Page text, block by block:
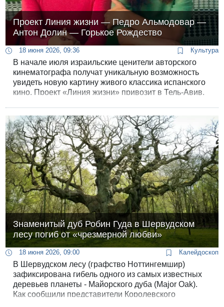
Проект Линия жизни — Педро Альмодовар —
Антон Долин — Горькое Рождество
18 июня 2026, 09:36 Культура
​В начале июля израильские ценители авторского
кинематографа получат уникальную возможность
увидеть новую картину живого классика испанского
кино. Проект «Линия жизни» привозит в Тель-Авив,
событием для публики станет участие в показах
известного кинокритика Антона Долина, который
лично представит ленту израильскому зрителю. ​
Знаменитый дуб Робин Гуда в Шервудском
лесу погиб от «чрезмерной любви»
18 июня 2026, 09:00 Калейдоскоп
В Шервудском лесу (графство Ноттингемшир)
зафиксирована гибель одного из самых известных
деревьев планеты - Майорского дуба (Major Oak).
Как сообщили представители Королевского